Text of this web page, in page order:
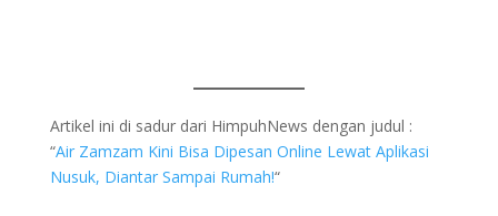
Artikel ini di sadur dari HimpuhNews dengan judul :
“Air Zamzam Kini Bisa Dipesan Online Lewat Aplikasi
Nusuk, Diantar Sampai Rumah!“